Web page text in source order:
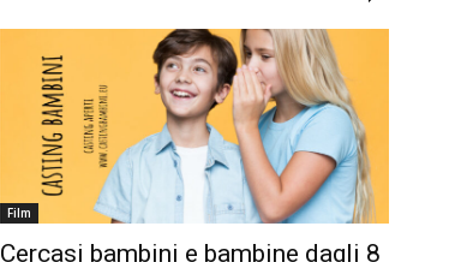
Film
Cercasi bambini e bambine dagli 8